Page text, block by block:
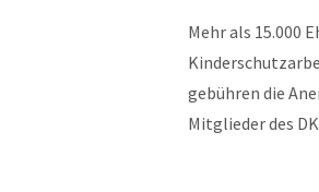
Mehr als 15.000
gebühren die
Mitglieder des